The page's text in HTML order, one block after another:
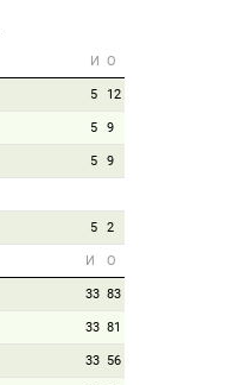
И О
5 12
5 9
5 9
5 2
И О
33 83
33 81
33 56